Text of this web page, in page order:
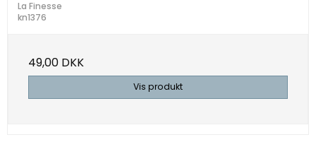
La Finesse
kn1376
49,00 DKK
Vis produkt